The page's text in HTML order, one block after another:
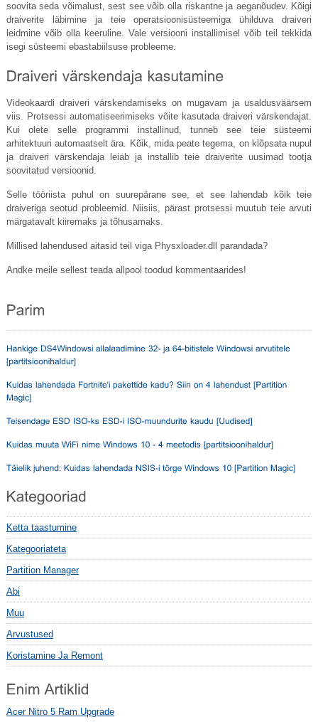
soovita seda võimalust, sest see võib olla riskantne ja aeganõudev. Kõigi
draiverite läbimine ja teie operatsioonisüsteemiga ühilduva draiveri
leidmine võib olla keeruline. Vale versiooni installimisel võib teil tekkida
isegi süsteemi ebastabiilsuse probleeme.
Videokaardi draiveri värskendamiseks on mugavam ja usaldusväärsem
viis. Protsessi automatiseerimiseks võite kasutada draiveri värskendajat.
Kui olete selle programmi installinud, tunneb see teie süsteemi
arhitektuuri automaatselt ära. Kõik, mida peate tegema, on klõpsata nupul
ja draiveri värskendaja leiab ja installib teie draiverite uusimad tootja
soovitatud versioonid.
Selle tööriista puhul on suurepärane see, et see lahendab kõik teie
draiveriga seotud probleemid. Niisiis, pärast protsessi muutub teie arvuti
märgatavalt kiiremaks ja tõhusamaks.
Millised lahendused aitasid teil viga Physxloader.dll parandada?
Andke meile sellest teada allpool toodud kommentaarides!
Ketta taastumine
Kategooriateta
Partition Manager
Abi
Muu
Arvustused
Koristamine Ja Remont
Acer Nitro 5 Ram Upgrade